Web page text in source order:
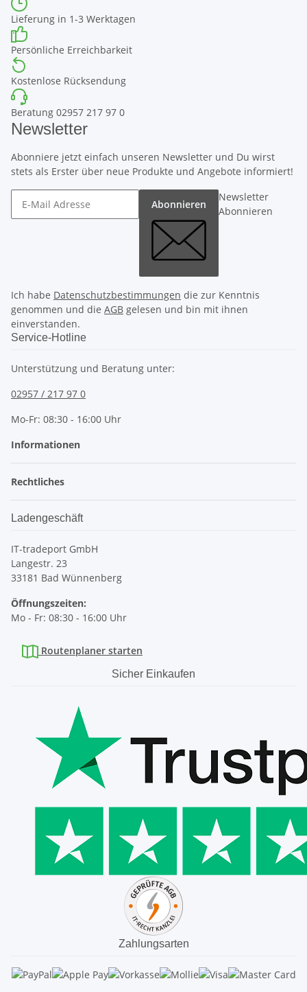
Lieferung in 1-3 Werktagen
Persönliche Erreichbarkeit
Kostenlose Rücksendung
Beratung 02957 217 97 0
Newsletter
Abonniere jetzt einfach unseren Newsletter und Du wirst
stets als Erster über neue Produkte und Angebote informiert!
Abonnieren
Newsletter
Abonnieren
Ich habe Datenschutzbestimmungen die zur Kenntnis
genommen und die AGB gelesen und bin mit ihnen
einverstanden.
Service-Hotline
Unterstützung und Beratung unter:
02957 / 217 97 0
Mo-Fr: 08:30 - 16:00 Uhr
Informationen
Rechtliches
Ladengeschäft
IT-tradeport GmbH
Langestr. 23
33181 Bad Wünnenberg
Öffnungszeiten:
Mo - Fr: 08:30 - 16:00 Uhr
Routenplaner starten
Sicher Einkaufen
Zahlungsarten